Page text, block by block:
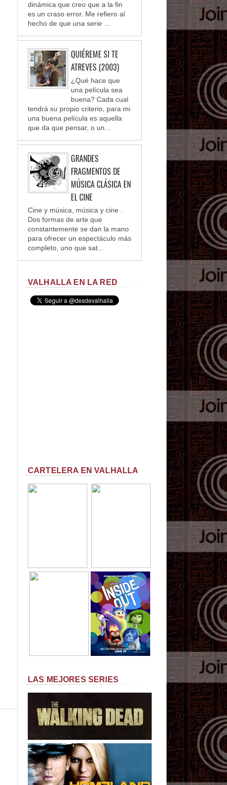
dinámica que creo que a la fin
es un craso error. Me refiero al
hecho de que una serie ...
QUIÉREME SI TE
ATREVES (2003)
¿Qué hace que
una película sea
buena? Cada cual
tendrá su propio criterio, para mi
una buena película es aquella
que da que pensar, o un...
GRANDES
FRAGMENTOS DE
MÚSICA CLÁSICA EN
EL CINE
Cine y música, música y cine .
Dos formas de arte que
constantemente se dan la mano
para ofrecer un espectáculo más
completo, uno que sat...
VALHALLA EN LA RED
CARTELERA EN VALHALLA
LAS MEJORES SERIES